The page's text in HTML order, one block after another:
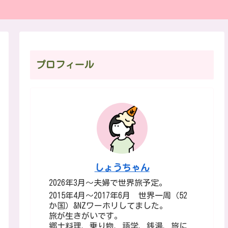
プロフィール
しょうちゃん
2026年3月～夫婦で世界旅予定。
2015年4月～2017年6月 世界一周（52
か国）&NZワーホリしてました。
旅が生きがいです。
郷土料理、乗り物、語学、銭湯、旅に